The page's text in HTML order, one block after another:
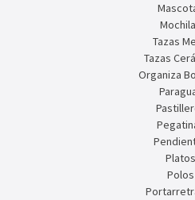
Tazas
Tazas
Organiza
Platos
Polos